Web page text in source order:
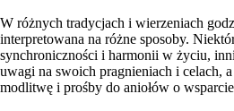
W różnych tradycjach i wierzeniach
interpretowana na różne sposoby.
synchroniczności i harmonii w życiu,
uwagi na swoich pragnieniach i celach,
modlitwę i prośby do aniołów o